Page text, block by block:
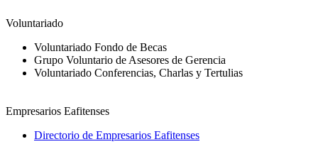
Voluntariado
Voluntariado Fondo de Becas
Grupo Voluntario de Asesores de Gerencia
Voluntariado Conferencias, Charlas y Tertulias
Empresarios Eafitenses
Directorio de Empresarios Eafitenses